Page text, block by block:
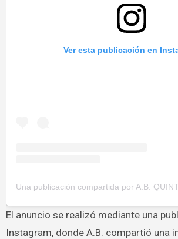
Ver esta publicación en
Una publicación compartida por A.B.
El anuncio se realizó mediante una
Instagram, donde A.B. compartió una